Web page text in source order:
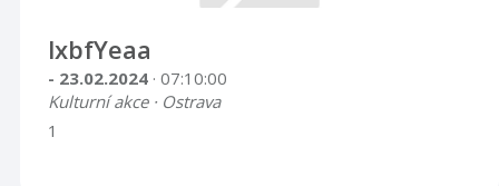
lxbfYeaa
- 23.02.2024 · 07:10:00
Kulturní akce · Ostrava
1